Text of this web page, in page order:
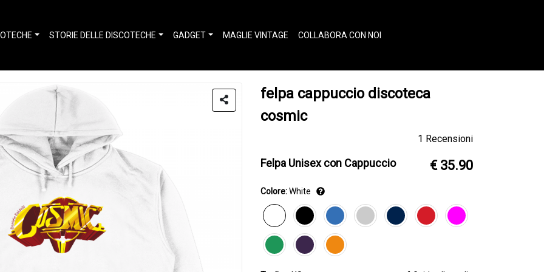
STORIE DELLE DISCOTECHE GADGET MAGLIE VINTAGE COLLABORA CON NOI
felpa cappuccio discoteca
cosmic
1 Recensioni
Felpa Unisex con Cappuccio € 35.90
Colore:White